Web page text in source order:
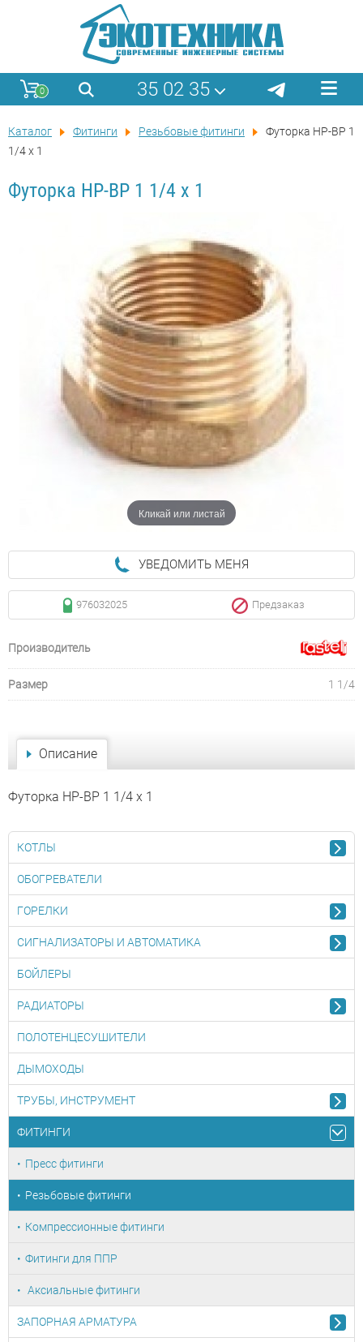
0 35 02 35
Каталог Фитинги Резьбовые фитинги
Футорка НР-ВР 1
1/4 x 1
Футорка НР-ВР 1 1/4 x 1
Кликай или листай
УВЕДОМИТЬ МЕНЯ
976032025 Предзаказ
Производитель
Размер 1 1/4
Описание
Футорка НР-ВР 1 1/4 x 1
КОТЛЫ
ОБОГРЕВАТЕЛИ
ГОРЕЛКИ
СИГНАЛИЗАТОРЫ И АВТОМАТИКА
БОЙЛЕРЫ
РАДИАТОРЫ
ПОЛОТЕНЦЕСУШИТЕЛИ
ДЫМОХОДЫ
ТРУБЫ, ИНСТРУМЕНТ
ФИТИНГИ
Пресс фитинги
Резьбовые фитинги
Компрессионные фитинги
Фитинги для ППР
Аксиальные фитинги
ЗАПОРНАЯ АРМАТУРА